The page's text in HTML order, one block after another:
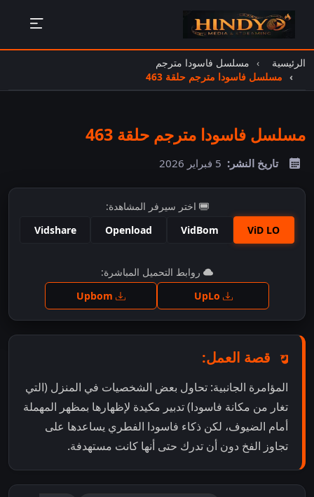
الرئيسية
مسلسل فاسودا مترجم
مسلسل فاسودا مترجم حلقة 463
مسلسل فاسودا مترجم حلقة 463
تاريخ النشر: 5 فبراير 2026
اختر سيرفر المشاهدة:
ViD LO
VidBom
Openload
Vidshare
اضغط للمشاهدة
روابط التحميل المباشرة:
قصة العمل:
المؤامرة الجانبية: تحاول بعض الشخصيات في المنزل (التي
تغار من مكانة فاسودا) تدبير مكيدة لإظهارها بمظهر المهملة
أمام الضيوف، لكن ذكاء فاسودا الفطري يساعدها على
تجاوز الفخ دون أن تدرك حتى أنها كانت مستهدفة.